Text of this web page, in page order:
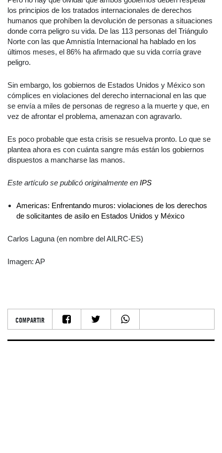
los principios de los tratados internacionales de derechos
humanos que prohíben la devolución de personas a situaciones
donde corra peligro su vida. De las 113 personas del Triángulo
Norte con las que Amnistía Internacional ha hablado en los
últimos meses, el 86% ha afirmado que su vida corría grave
peligro.
Sin embargo, los gobiernos de Estados Unidos y México son
cómplices en violaciones del derecho internacional en las que
se envía a miles de personas de regreso a la muerte y que, en
vez de afrontar el problema, amenazan con agravarlo.
Es poco probable que esta crisis se resuelva pronto. Lo que se
plantea ahora es con cuánta sangre más están los gobiernos
dispuestos a mancharse las manos.
Este artículo se publicó originalmente en IPS
Americas: Enfrentando muros: violaciones de los derechos
de solicitantes de asilo en Estados Unidos y México
Carlos Laguna (en nombre del AILRC-ES)
Imagen: AP
COMPARTIR